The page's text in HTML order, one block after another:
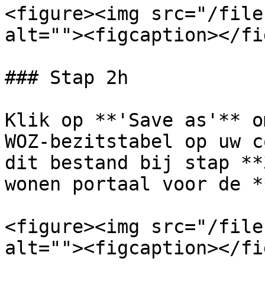
<figure><img src="/files/
alt=""><figcaption></
### Stap 2h
Klik op **'Save as'**
WOZ-bezitstabel op uw
dit bestand bij stap
wonen portaal voor de
<figure><img src="/files/
alt=""><figcaption></